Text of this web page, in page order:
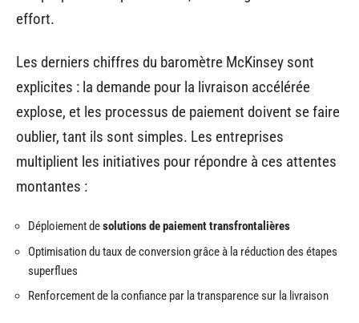
effort.
Les derniers chiffres du baromètre McKinsey sont
explicites : la demande pour la livraison accélérée
explose, et les processus de paiement doivent se faire
oublier, tant ils sont simples. Les entreprises
multiplient les initiatives pour répondre à ces attentes
montantes :
Déploiement desolutions de paiement transfrontalières
Optimisation du taux de conversion grâce à la réduction des étapes
superflues
Renforcement de la confiance par la transparence sur la livraison